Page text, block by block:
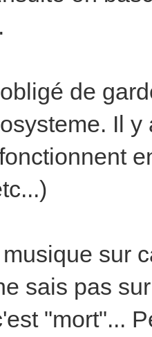
de
Il
sur
sais pas
"mort"...